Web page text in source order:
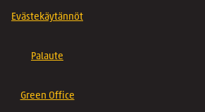
Evästekäytännöt
Palaute
Green Office